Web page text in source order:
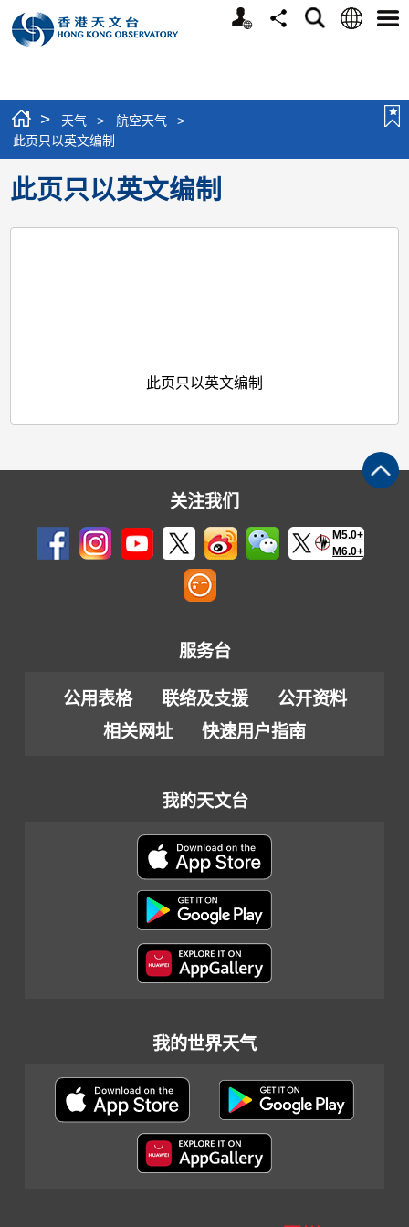
个
分
搜
语
选
> 天气 > 航空天气
>
此页只以英文编制
此页只以英文编制
此页只以英文编制
关注我们
M5.0+
M6.0+
服务台
公用表格 联络及支援
公开资料
相关网址
快速用户指南
我的天文台
我的世界天气